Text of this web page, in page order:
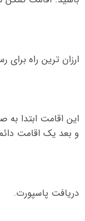
ارزان ترین راه
این اقامت ابتدا
و بعد یک اقامت
دریافت پاسپورت.